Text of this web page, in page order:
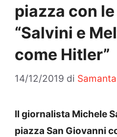
piazza con
“Salvini e
come Hitler”
14/12/2019 di
Il giornalista Michele
piazza San Giovanni